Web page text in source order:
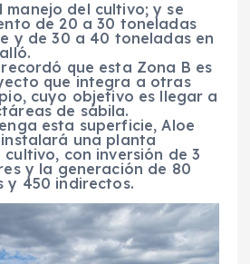
manejo del cultivo; y se
de 20 a 30 toneladas
y de 30 a 40 toneladas en
que esta Zona B es
que integra a otras
cuyo objetivo es llegar a
de sábila.
esta superficie, Aloe
una planta
con inversión de 3
y la generación de 80
y 450 indirectos.